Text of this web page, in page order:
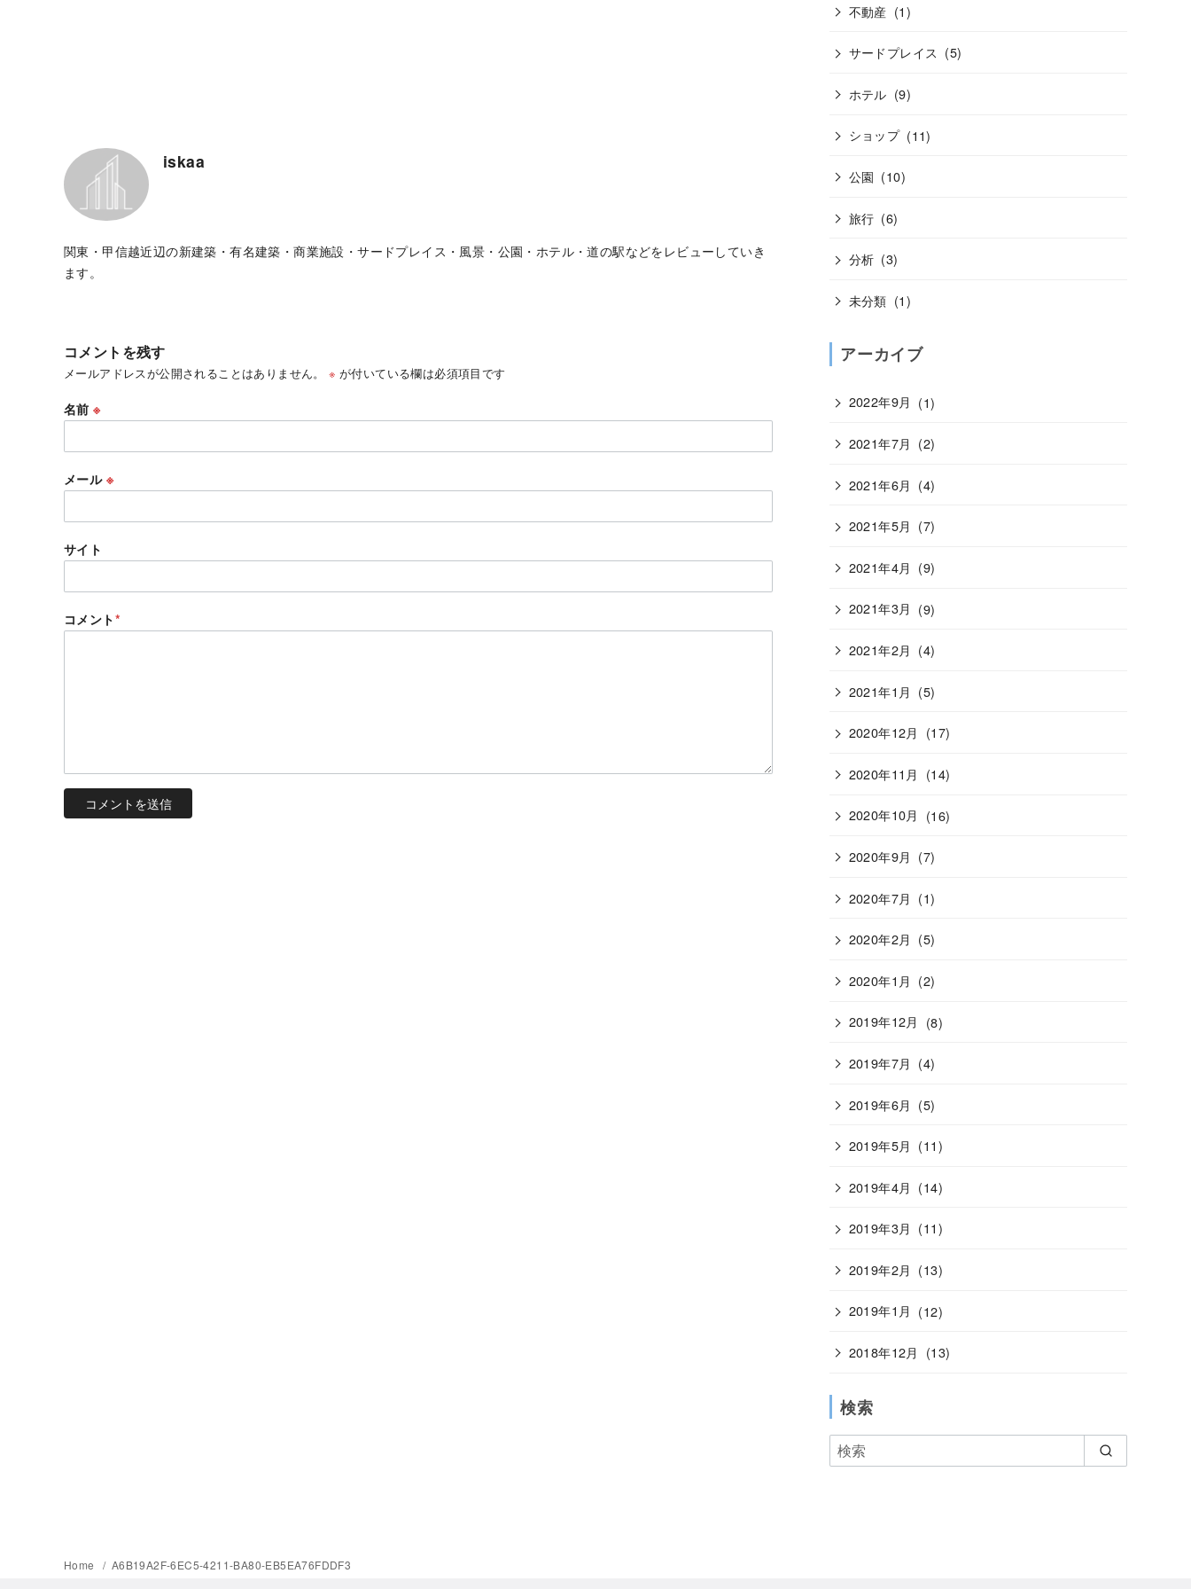
iskaa
関東・甲信越近辺の新建築・有名建築・商業施設・サードプレイス・風景・公園・ホテル・道の駅などをレビューしていき
ます。
コメントを残す
メールアドレスが公開されることはありません。 ※ が付いている欄は必須項目です
名前※
メール ※
サイト
コメント*
不動産 (1)
サードプレイス (5)
ホテル (9)
ショップ (11)
公園 (10)
旅行 (6)
分析 (3)
未分類 (1)
アーカイブ
2022年9月 (1)
2021年7月 (2)
2021年6月 (4)
2021年5月 (7)
2021年4月 (9)
2021年3月 (9)
2021年2月 (4)
2021年1月 (5)
2020年12月 (17)
2020年11月 (14)
2020年10月 (16)
2020年9月 (7)
2020年7月 (1)
2020年2月 (5)
2020年1月 (2)
2019年12月 (8)
2019年7月 (4)
2019年6月 (5)
2019年5月 (11)
2019年4月 (14)
2019年3月 (11)
2019年2月 (13)
2019年1月 (12)
2018年12月 (13)
検索
Home A6B19A2F-6EC5-4211-BA80-EB5EA76FDDF3